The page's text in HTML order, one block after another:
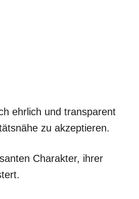
ehrlich und transparent
zu akzeptieren.
Charakter, ihrer